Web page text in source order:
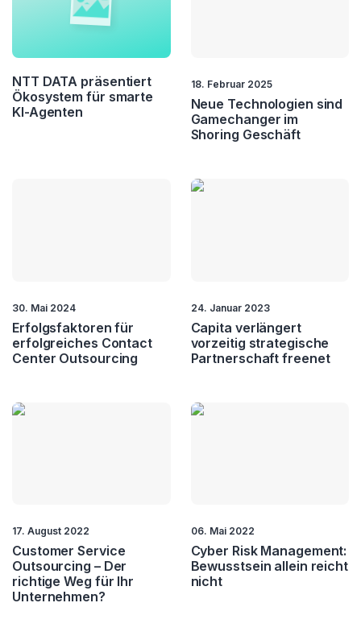
NTT DATA präsentiert
Ökosystem für smarte
KI-Agenten
18. Februar 2025
Neue Technologien sind
Gamechanger im
Shoring Geschäft
30. Mai 2024
Erfolgsfaktoren für
erfolgreiches Contact
Center Outsourcing
24. Januar 2023
Capita verlängert
vorzeitig strategische
Partnerschaft freenet
17. August 2022
Customer Service
Outsourcing – Der
richtige Weg für Ihr
Unternehmen?
06. Mai 2022
Cyber Risk Management:
Bewusstsein allein reicht
nicht